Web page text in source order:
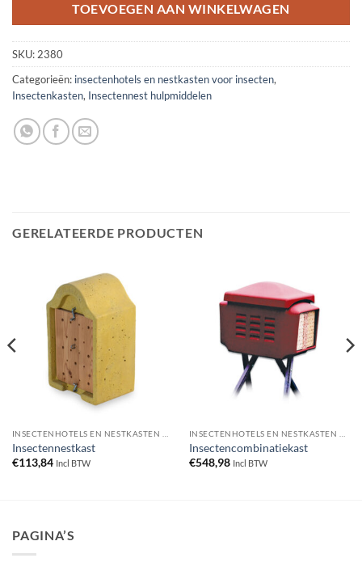
TOEVOEGEN AAN WINKELWAGEN
SKU:2380
Categorieën: insectenhotels en nestkasten voor insecten,
Insectenkasten, Insectennest hulpmiddelen
GERELATEERDE PRODUCTEN
Insectennestkast
€113,84 Incl BTW
Insectencombinatiekast
€548,98 Incl BTW
PAGINA’S